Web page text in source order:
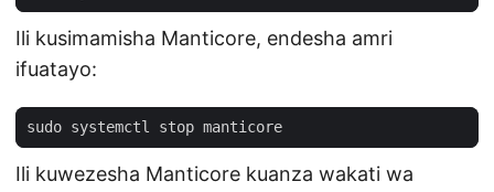
Ili kusimamisha Manticore, endesha amri
ifuatayo:
Ili kuwezesha Manticore kuanza wakati wa